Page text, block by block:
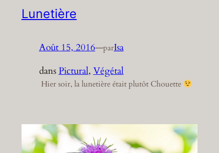
Lunetière
Août 15, 2016—parIsa
dansPictural, Végétal
Hier soir, la lunetière était plutôt Chouette